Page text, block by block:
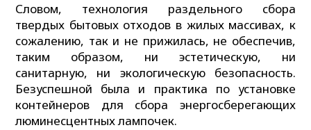
Словом, технология раздельного сбора
твердых бытовых отходов в жилых массивах, к
сожалению, так и не прижилась, не обеспечив,
таким образом, ни эстетическую, ни
санитарную, ни экологическую безопасность.
Безуспешной была и практика по установке
контейнеров для сбора энергосберегающих
люминесцентных лампочек.